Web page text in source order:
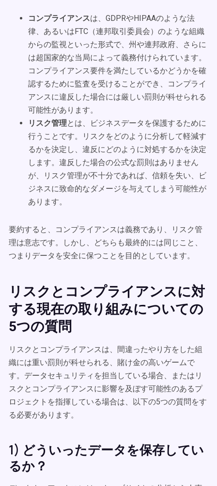
コンプライアンスは、GDPRやHIPAAのような法
律、あるいはFTC（連邦取引委員会）のような組織
からの監視といった形式で、州や連邦政府、さらに
は超国家的な当局によって義務付けられています。
コンプライアンス要件を満たしているかどうかを確
認するために監査を受けることができ、コンプライ
アンスに違反した場合には厳しい罰則が科せられる
可能性があります。
リスク管理とは、ビジネスデータを保護するために
行うことです。リスクをどのように分析して軽減す
るかを決定し、違反にどのように対処するかを決定
します。違反した場合の公式な罰則はありません
が、リスク管理が不十分であれば、信頼を失い、ビ
ジネスに致命的なダメージを与えてしまう可能性が
あります。
要約すると、コンプライアンスは義務であり、リスク管
理は意志です。しかし、どちらも最終的には同じこと、
つまりデータを安全に保つことを目的としています。
リスクとコンプライアンスに対
する現在の取り組みについての
5つの質問
リスクとコンプライアンスは、間違ったやり方をした組
織には重い罰則が科せられる、賭け金の高いゲームで
す。データセキュリティを担当している場合、またはリ
スクとコンプライアンスに影響を及ぼす可能性のあるプ
ロジェクトを指揮している場合は、以下の5つの質問をす
る必要があります。
1) どういったデータを保存してい
るか？